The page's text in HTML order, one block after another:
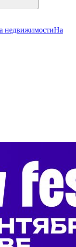
недвижимостиНа